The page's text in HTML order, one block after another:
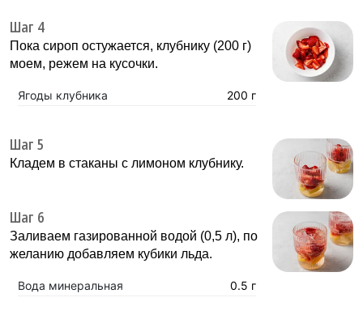
Шаг 4
Пока сироп остужается, клубнику (200 г)
моем, режем на кусочки.
Ягоды клубника 200 г
Шаг 5
Кладем в стаканы с лимоном клубнику.
Шаг 6
Заливаем газированной водой (0,5 л), по
желанию добавляем кубики льда.
Вода минеральная 0.5 г